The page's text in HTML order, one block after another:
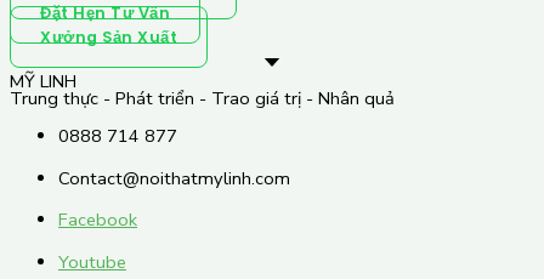
Đặt Hẹn Tư Vấn
Xưởng Sản Xuất
MỸ LINH
Trung thực - Phát triển - Trao giá trị - Nhân quả
0888 714 877
Contact@noithatmylinh.com
Facebook
Youtube